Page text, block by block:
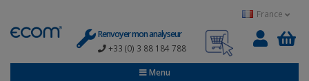
France
Renvoyer mon analyseur
+33 (0) 3 88 184 788
0
Menu